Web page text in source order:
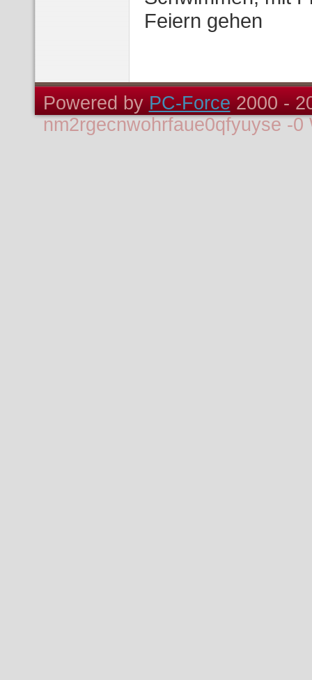
Feiern gehen
Powered byPC-Force2000 -
nm2rgecnwohrfaue0qfyuyse -0